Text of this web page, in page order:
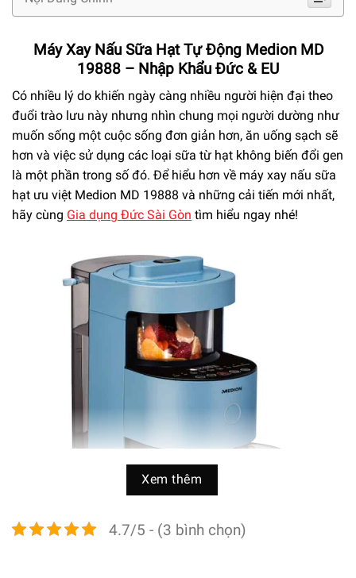
Máy Xay Nấu Sữa Hạt Tự Động Medion MD
19888 – Nhập Khẩu Đức & EU
Có nhiều lý do khiến ngày càng nhiều người hiện đại theo
đuổi trào lưu này nhưng nhìn chung mọi người dường như
muốn sống một cuộc sống đơn giản hơn, ăn uống sạch sẽ
hơn và việc sử dụng các loại sữa từ hạt không biến đổi gen
là một phần trong số đó. Để hiểu hơn về máy xay nấu sữa
hạt ưu việt Medion MD 19888 và những cải tiến mới nhất,
hãy cùng Gia dụng Đức Sài Gòn tìm hiểu ngay nhé!
Xem thêm
4.7/5 - (3 bình chọn)